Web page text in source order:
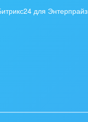
для Энтерпрайз